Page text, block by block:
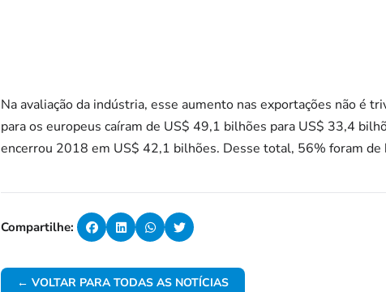
Na avaliação da indústria, esse aumento nas exportações não é
para os europeus caíram de US$ 49,1 bilhões para US$ 33,4
encerrou 2018 em US$ 42,1 bilhões. Desse total, 56% foram de
Compartilhe:
← VOLTAR PARA TODAS AS NOTÍCIAS